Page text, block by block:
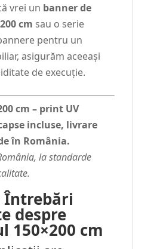
vrei un banner de
cm sau o serie
pentru un
asigurăm aceeași
de execuție.
cm – print UV
incluse, livrare
în România.
la standarde
Întrebări
despre
150×200 cm